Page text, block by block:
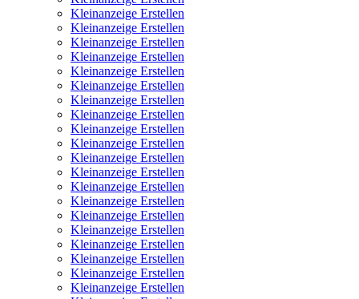
Kleinanzeige Erstellen
Kleinanzeige Erstellen
Kleinanzeige Erstellen
Kleinanzeige Erstellen
Kleinanzeige Erstellen
Kleinanzeige Erstellen
Kleinanzeige Erstellen
Kleinanzeige Erstellen
Kleinanzeige Erstellen
Kleinanzeige Erstellen
Kleinanzeige Erstellen
Kleinanzeige Erstellen
Kleinanzeige Erstellen
Kleinanzeige Erstellen
Kleinanzeige Erstellen
Kleinanzeige Erstellen
Kleinanzeige Erstellen
Kleinanzeige Erstellen
Kleinanzeige Erstellen
Kleinanzeige Erstellen